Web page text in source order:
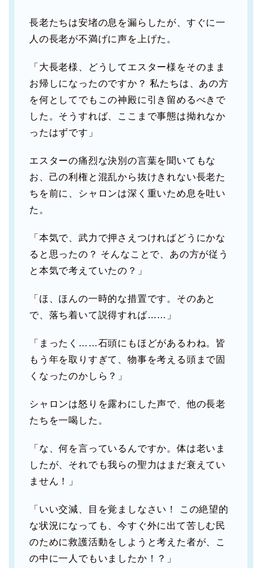
長老たちは安堵の息を漏らしたが、すぐに一
人の長老が不満げに声を上げた。
「大長老様、どうしてエスター様をそのまま
お帰しになったのですか？ 私たちは、あの方
を何としてでもこの神殿に引き留めるべきで
した。そうすれば、ここまで事態は拗れなか
ったはずです」
エスターの痛烈な決別の言葉を聞いてもな
お、己の利権と混乱から抜けきれない長老た
ちを前に、シャロンは深く重いため息を吐い
た。
「本気で、武力で押さえつければどうにかな
ると思ったの？ そんなことで、あの方が従う
と本気で考えていたの？」
「ほ、ほんの一時的な措置です。そのあと
で、落ち着いて説得すれば……」
「まったく……石頭にもほどがあるわね。皆
もう年を取りすぎて、物事を考える頭まで固
くなったのかしら？」
シャロンは怒りを露わにした声で、他の長老
たちを一喝した。
「な、何を言っているんですか。体は老いま
したが、それでも我らの聖力はまだ衰えてい
ません！」
「いい交減、目を覚ましなさい！ この絶望的
な状況になっても、今すぐ外に出て苦しむ民
のために救護活動をしようと考えた者が、こ
の中に一人でもいましたか！？」